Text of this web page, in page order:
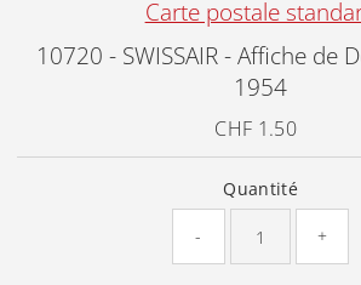
Carte postale
10720 - SWISSAIR - Affiche de
1954
Prix
ordinaire
CHF 1.50
Quantité
- +